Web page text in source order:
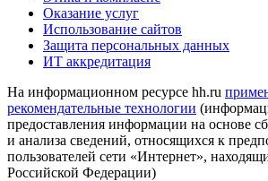
Оказание услуг
Использование сайтов
Защита персональных данных
ИТ аккредитация
На информационном ресурсе hh.ru
рекомендательные технологии
предоставления информации на основе
и анализа сведений, относящихся к
пользователей сети «Интернет»,
Российской Федерации)